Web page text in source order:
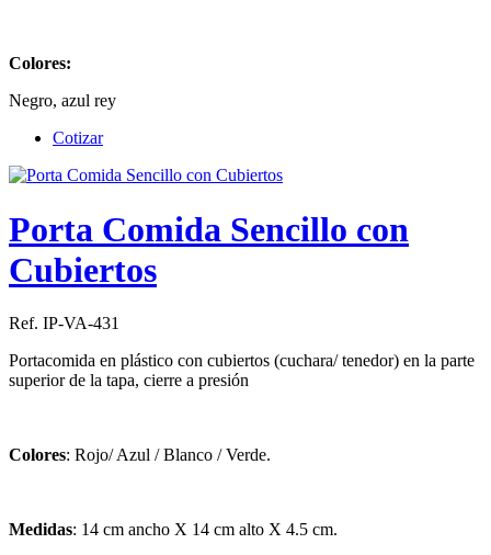
Colores:
Negro, azul rey
Cotizar
Porta Comida Sencillo con
Cubiertos
Ref. IP-VA-431
Portacomida en plástico con cubiertos (cuchara/ tenedor) en la parte
superior de la tapa, cierre a presión
Colores: Rojo/ Azul / Blanco / Verde.
Medidas: 14 cm ancho X 14 cm alto X 4.5 cm.